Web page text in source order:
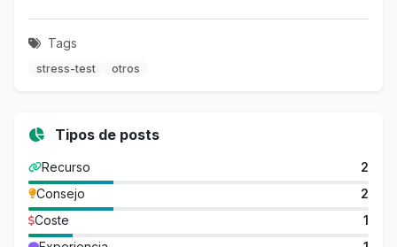
Tags
stress-test otros
Tipos de posts
Recurso
2
Consejo
2
Coste
1